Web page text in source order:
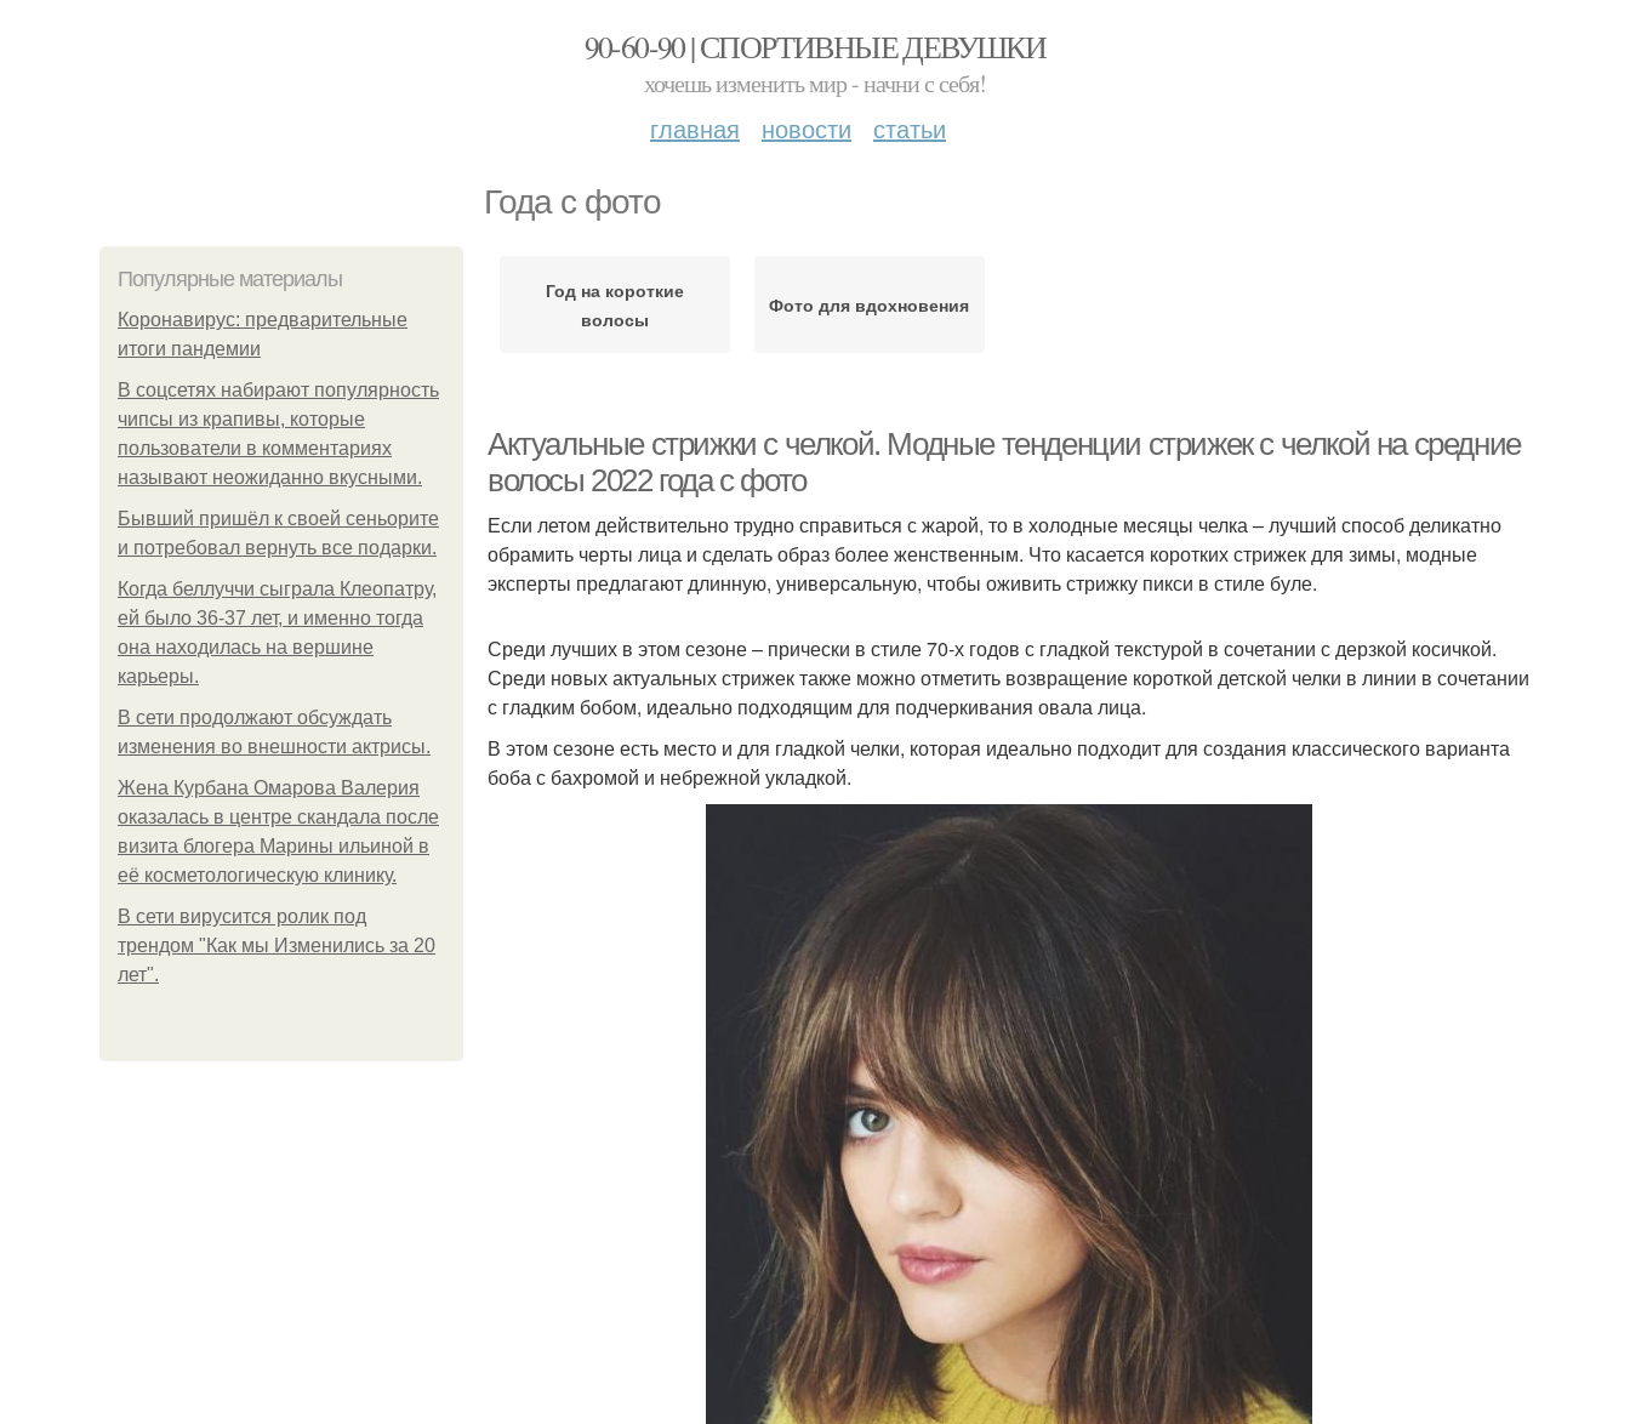
90-60-90 | СПОРТИВНЫЕ ДЕВУШКИ
хочешь изменить мир - начни с себя!
главная новости статьи
Года с фото
Популярные материалы
Коронавирус: предварительные
итоги пандемии
В соцсетях набирают популярность
чипсы из крапивы, которые
пользователи в комментариях
называют неожиданно вкусными.
Бывший пришёл к своей сеньорите
и потребовал вернуть все подарки.
Когда беллуччи сыграла Клеопатру,
ей было 36-37 лет, и именно тогда
она находилась на вершине
карьеры.
В сети продолжают обсуждать
изменения во внешности актрисы.
Жена Курбана Омарова Валерия
оказалась в центре скандала после
визита блогера Марины ильиной в
её косметологическую клинику.
В сети вирусится ролик под
трендом "Как мы Изменились за 20
лет".
Год на короткие
волосы
Фото для вдохновения
Актуальные стрижки с челкой. Модные тенденции стрижек с челкой на средние
волосы 2022 года с фото
Если летом действительно трудно справиться с жарой, то в холодные месяцы челка – лучший способ деликатно
обрамить черты лица и сделать образ более женственным. Что касается коротких стрижек для зимы, модные
эксперты предлагают длинную, универсальную, чтобы оживить стрижку пикси в стиле буле.
Среди лучших в этом сезоне – прически в стиле 70-х годов с гладкой текстурой в сочетании с дерзкой косичкой.
Среди новых актуальных стрижек также можно отметить возвращение короткой детской челки в линии в сочетании
с гладким бобом, идеально подходящим для подчеркивания овала лица.
В этом сезоне есть место и для гладкой челки, которая идеально подходит для создания классического варианта
боба с бахромой и небрежной укладкой.